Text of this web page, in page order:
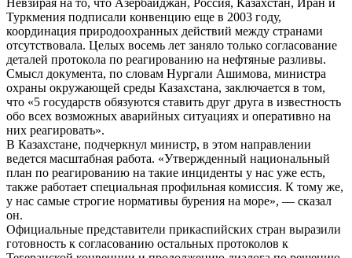
Туркмения подписали конвенцию еще в 2003 году,
координация природоохранных действий между странами
отсутствовала. Целых восемь лет заняло только согласование
деталей протокола по реагированию на нефтяные разливы.
Смысл документа, по словам Нургали Ашимова, министра
охраны окружающей среды Казахстана, заключается в том,
что «5 государств обязуются ставить друг друга в известность
обо всех возможных аварийных ситуациях и оперативно на
них реагировать».
В Казахстане, подчеркнул министр, в этом направлении
ведется масштабная работа. «Утвержденный национальный
план по реагированию на такие инциденты у нас уже есть,
также работает специальная профильная комиссия. К тому же,
у нас самые строгие нормативы бурения на море», — сказал
он.
Официальные представители прикаспийских стран выразили
готовность к согласованию остальных протоколов к